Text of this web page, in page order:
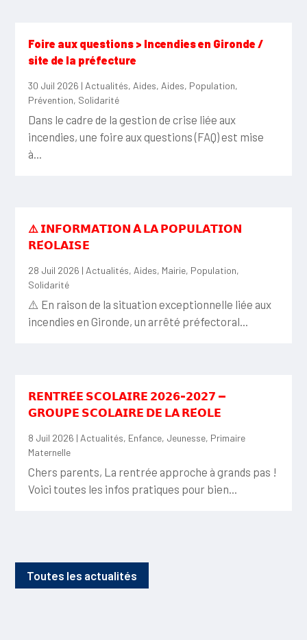
Foire aux questions > Incendies en Gironde /
site de la préfecture
30 Juil 2026 | Actualités, Aides, Aides, Population,
Prévention, Solidarité
Dans le cadre de la gestion de crise liée aux
incendies, une foire aux questions (FAQ) est mise
à...
⚠️ 𝗜𝗡𝗙𝗢𝗥𝗠𝗔𝗧𝗜𝗢𝗡 𝗔̀ 𝗟𝗔 𝗣𝗢𝗣𝗨𝗟𝗔𝗧𝗜𝗢𝗡
𝗥𝗘́𝗢𝗟𝗔𝗜𝗦𝗘
28 Juil 2026 | Actualités, Aides, Mairie, Population,
Solidarité
⚠️ En raison de la situation exceptionnelle liée aux
incendies en Gironde, un arrêté préfectoral...
𝗥𝗘𝗡𝗧𝗥𝗘́𝗘 𝗦𝗖𝗢𝗟𝗔𝗜𝗥𝗘 𝟮𝟬𝟮𝟲-𝟮𝟬𝟮𝟳 —
𝗚𝗥𝗢𝗨𝗣𝗘 𝗦𝗖𝗢𝗟𝗔𝗜𝗥𝗘 𝗗𝗘 𝗟𝗔 𝗥𝗘́𝗢𝗟𝗘
8 Juil 2026 | Actualités, Enfance, Jeunesse, Primaire
Maternelle
Chers parents, La rentrée approche à grands pas !
Voici toutes les infos pratiques pour bien...
Toutes les actualités